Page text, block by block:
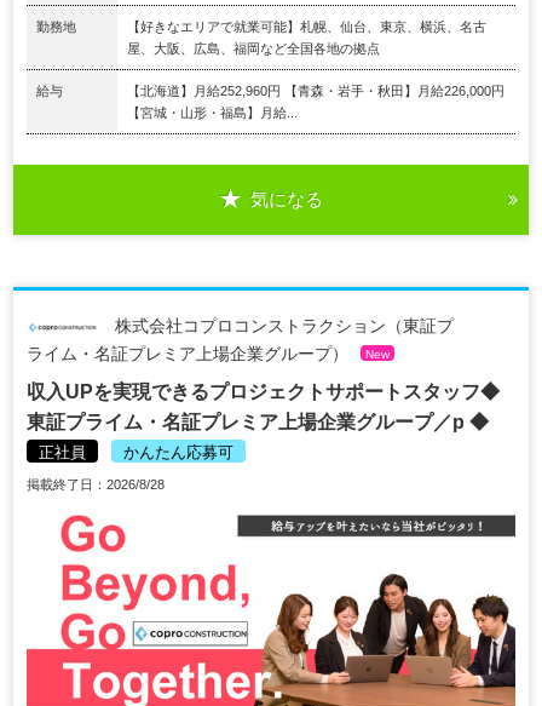
勤務地
【好きなエリアで就業可能】札幌、仙台、東京、横浜、名古
屋、大阪、広島、福岡など全国各地の拠点
給与
【北海道】月給252,960円 【青森・岩手・秋田】月給226,000円
【宮城・山形・福島】月給...
気になる
株式会社コプロコンストラクション（東証プ
ライム・名証プレミア上場企業グループ）
New
収入UPを実現できるプロジェクトサポートスタッフ◆
東証プライム・名証プレミア上場企業グループ／p ◆
正社員 かんたん応募可
掲載終了日：2026/8/28